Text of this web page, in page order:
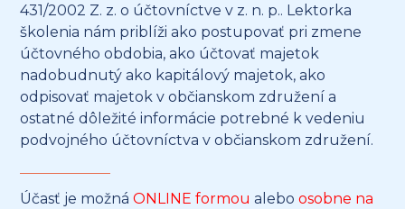
431/2002 Z. z. o účtovníctve v z. n. p.. Lektorka
školenia nám priblíži ako postupovať pri zmene
účtovného obdobia, ako účtovať majetok
nadobudnutý ako kapitálový majetok, ako
odpisovať majetok v občianskom združení a
ostatné dôležité informácie potrebné k vedeniu
podvojného účtovníctva v občianskom združení.
Účasť je možnáONLINE formou aleboosobne na